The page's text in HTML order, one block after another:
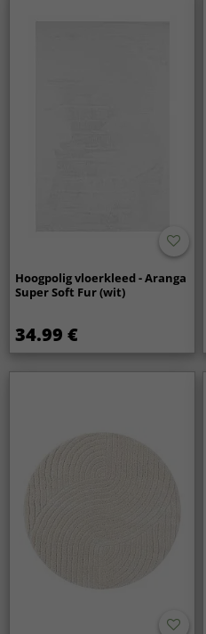
Hoogpolig vloerkleed - Aranga
Super Soft Fur (wit)
34.99 €